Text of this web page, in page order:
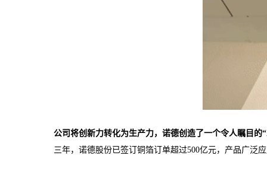
公司将创新力转化为生产力，诺德创造了一个令人瞩目的
三年，诺德股份已签订铜箔订单超过500亿元，产品广泛